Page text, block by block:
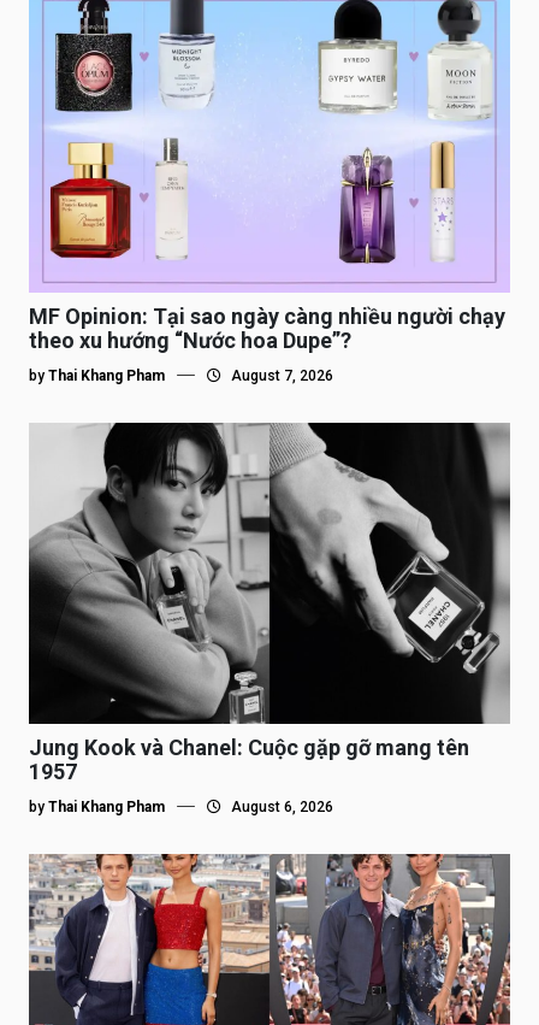
MF Opinion: Tại sao ngày càng nhiều người chạy
theo xu hướng “Nước hoa Dupe”?
by Thai Khang Pham August 7, 2026
Jung Kook và Chanel: Cuộc gặp gỡ mang tên
1957
by Thai Khang Pham August 6, 2026